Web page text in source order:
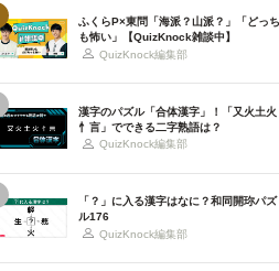
ふくらP×東問「海派？山派？」「どっち
も怖い」【QuizKnock雑談中】
QuizKnock編集部
漢字のパズル「合体漢字」！「又火土火
忄言」でできる二字熟語は？
QuizKnock編集部
「？」に入る漢字はなに？和同開珎パズ
ル176
QuizKnock編集部